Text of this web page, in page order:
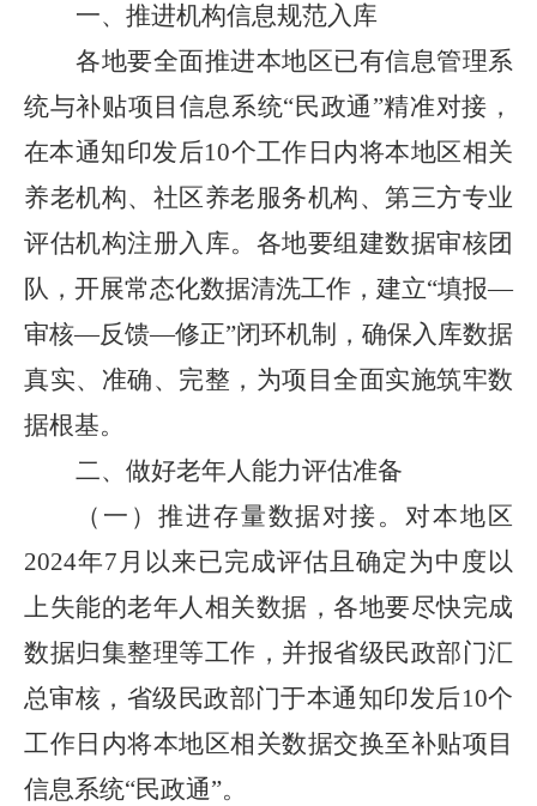
一、推进机构信息规范入库
各地要全面推进本地区已有信息管理系
统与补贴项目信息系统“民政通”精准对接，
在本通知印发后10个工作日内将本地区相关
养老机构、社区养老服务机构、第三方专业
评估机构注册入库。各地要组建数据审核团
队，开展常态化数据清洗工作，建立“填报―
审核―反馈―修正”闭环机制，确保入库数据
真实、准确、完整，为项目全面实施筑牢数
据根基。
二、做好老年人能力评估准备
（一）推进存量数据对接。对本地区
2024年7月以来已完成评估且确定为中度以
上失能的老年人相关数据，各地要尽快完成
数据归集整理等工作，并报省级民政部门汇
总审核，省级民政部门于本通知印发后10个
工作日内将本地区相关数据交换至补贴项目
信息系统“民政通”。